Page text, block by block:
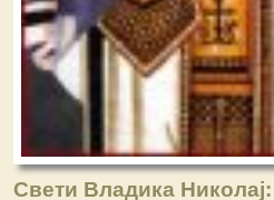
Свети Владика